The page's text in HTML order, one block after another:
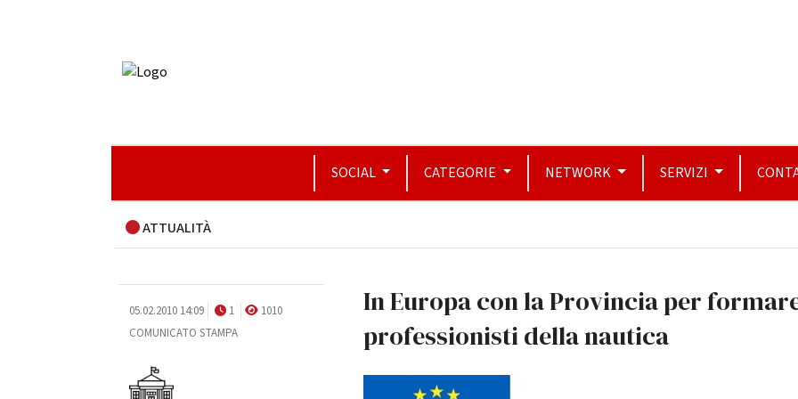
SOCIAL CATEGORIE NETWORK SERVIZI
ATTUALITÀ
05.02.2010 14:09 1
1010
COMUNICATO STAMPA
In Europa con la Provincia per
professionisti della nautica